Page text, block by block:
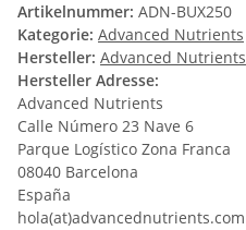
Artikelnummer: ADN-BUX250
Kategorie: Advanced Nutrients
Hersteller: Advanced Nutrients
Hersteller Adresse:
Advanced Nutrients
Calle Número 23 Nave 6
Parque Logístico Zona Franca
08040 Barcelona
España
hola(at)advancednutrients.com